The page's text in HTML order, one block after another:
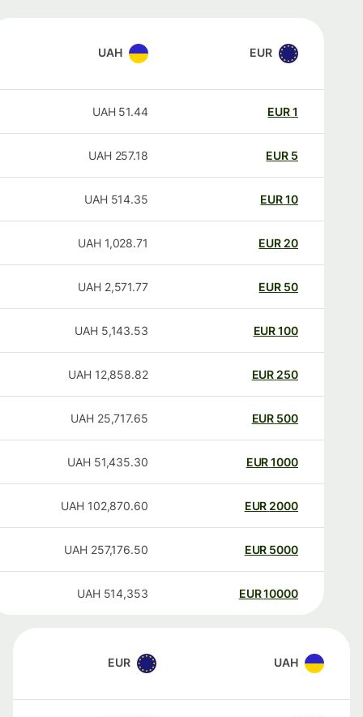
EUR
UAH
EUR
51.44
UAH
EUR
257.18
UAH
EUR
514.35
UAH
20
EUR
1,028.71
UAH
50
EUR
2,571.77
UAH
100
EUR
5,143.53
UAH
250
EUR
12,858.82
UAH
500
EUR
25,717.65
UAH
1000
EUR
51,435.30
UAH
2000
EUR
102,870.60
UAH
5000
EUR
257,176.50
UAH
10000
EUR
514,353
UAH
UAH
EUR